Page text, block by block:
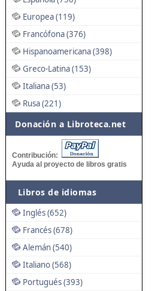
Europea (119)
Francófona (376)
Hispanoamericana (398)
Greco-Latina (153)
Italiana (53)
Rusa (221)
Donación a Libroteca.net
Contribución:
Ayuda al proyecto de libros gratis
Libros de idiomas
Inglés (652)
Francés (678)
Alemán (540)
Italiano (568)
Portugués (393)